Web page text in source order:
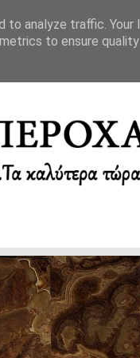
analyze traffic. Your
to ensure